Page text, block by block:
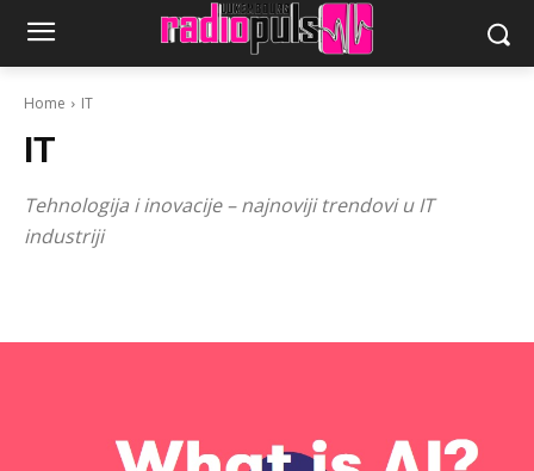
Home IT
IT
Tehnologija i inovacije – najnoviji trendovi u IT
industriji